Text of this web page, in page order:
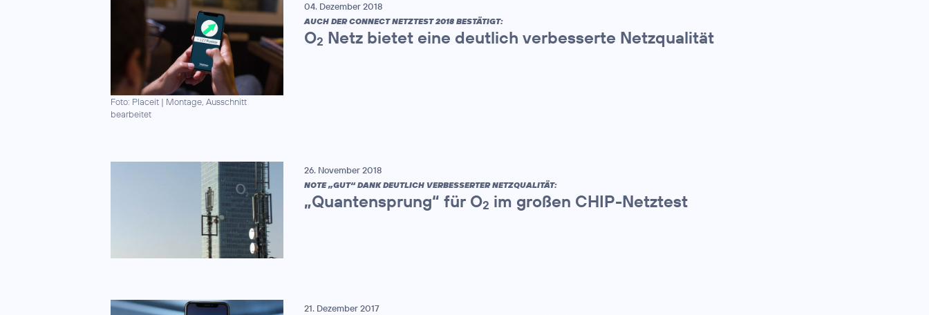
Foto: Placeit | Montage, Ausschnitt
bearbeitet
04. Dezember 2018
AUCH DER CONNECT NETZTEST 2018 BESTÄTIGT:
O2 Netz bietet eine deutlich verbesserte Netzqualität
26. November 2018
NOTE „GUT“ DANK DEUTLICH VERBESSERTER NETZQUALITÄT:
„Quantensprung“ für O2 im großen CHIP-Netztest
21. Dezember 2017